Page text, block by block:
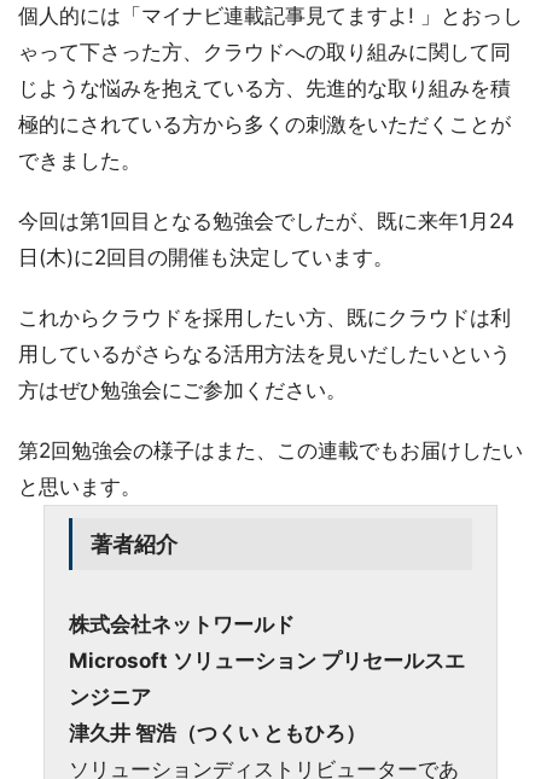
個人的には「マイナビ連載記事見てますよ! 」とおっし
ゃって下さった方、クラウドへの取り組みに関して同
じような悩みを抱えている方、先進的な取り組みを積
極的にされている方から多くの刺激をいただくことが
できました。
今回は第1回目となる勉強会でしたが、既に来年1月24
日(木)に2回目の開催も決定しています。
これからクラウドを採用したい方、既にクラウドは利
用しているがさらなる活用方法を見いだしたいという
方はぜひ勉強会にご参加ください。
第2回勉強会の様子はまた、この連載でもお届けしたい
と思います。
著者紹介
株式会社ネットワールド
Microsoft ソリューション プリセールスエ
ンジニア
津久井 智浩（つくい ともひろ）
ソリューションディストリビューターであ